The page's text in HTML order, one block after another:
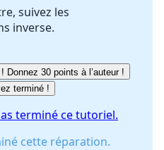
Publier un commentaire
suivez les
inverse.
Donnez 30 points à l’auteur !
terminé !
terminé ce tutoriel.
cette réparation.